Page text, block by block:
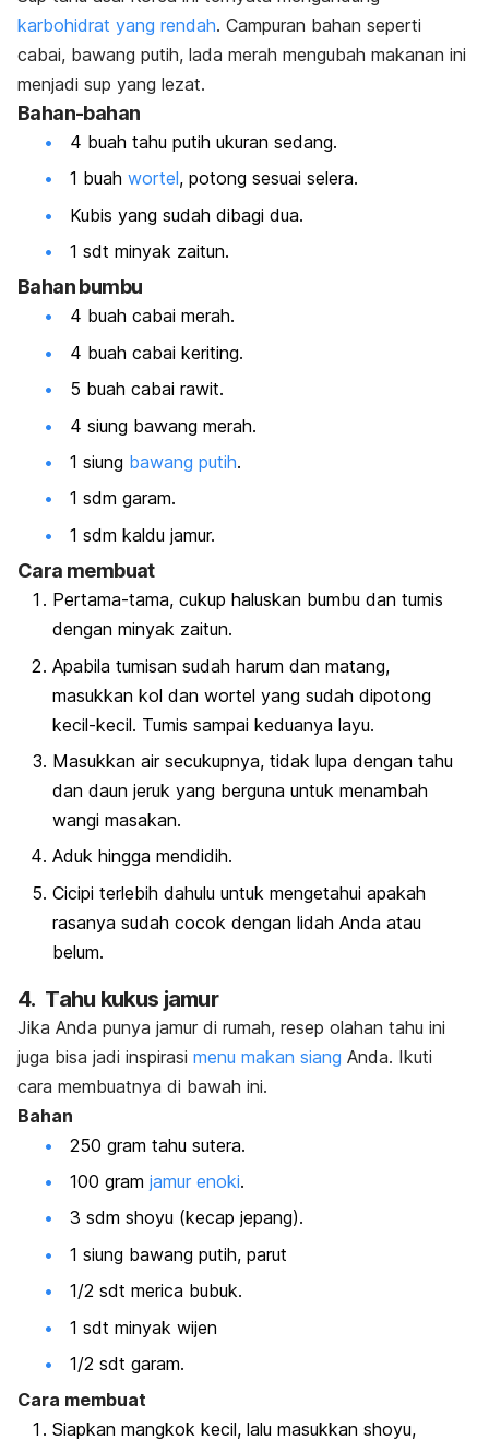
karbohidrat yang rendah. Campuran bahan seperti
cabai, bawang putih, lada merah mengubah makanan ini
menjadi sup yang lezat.
Bahan-bahan
4 buah tahu putih ukuran sedang.
1 buah wortel, potong sesuai selera.
Kubis yang sudah dibagi dua.
1 sdt minyak zaitun.
Bahan bumbu
4 buah cabai merah.
4 buah cabai keriting.
5 buah cabai rawit.
4 siung bawang merah.
1 siung bawang putih.
1 sdm garam.
1 sdm kaldu jamur.
Cara membuat
Pertama-tama, cukup haluskan bumbu dan tumis
dengan minyak zaitun.
Apabila tumisan sudah harum dan matang,
masukkan kol dan wortel yang sudah dipotong
kecil-kecil. Tumis sampai keduanya layu.
Masukkan air secukupnya, tidak lupa dengan tahu
dan daun jeruk yang berguna untuk menambah
wangi masakan.
Aduk hingga mendidih.
Cicipi terlebih dahulu untuk mengetahui apakah
rasanya sudah cocok dengan lidah Anda atau
belum.
4. Tahu kukus jamur
Jika Anda punya jamur di rumah, resep olahan tahu ini
juga bisa jadi inspirasi menu makan siang Anda. Ikuti
cara membuatnya di bawah ini.
Bahan
250 gram tahu sutera.
100 gram jamur enoki.
3 sdm shoyu (kecap jepang).
1 siung bawang putih, parut
1/2 sdt merica bubuk.
1 sdt minyak wijen
1/2 sdt garam.
Cara membuat
Siapkan mangkok kecil, lalu masukkan shoyu,